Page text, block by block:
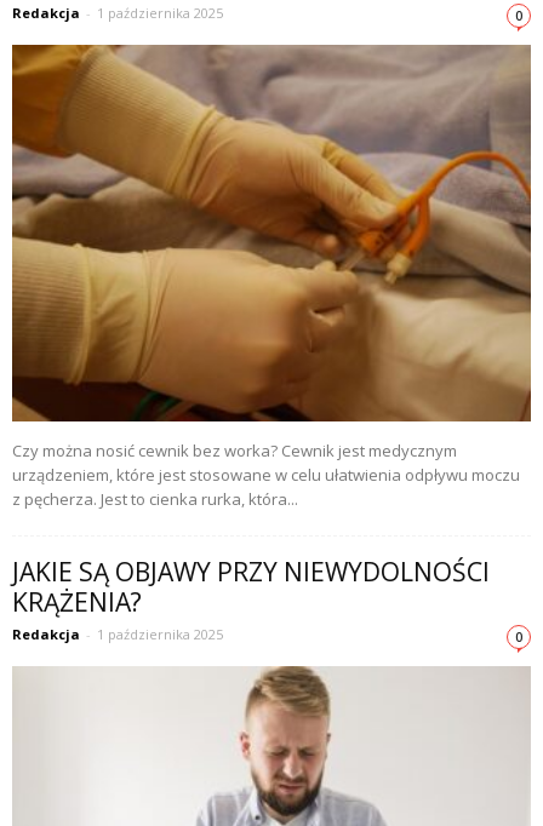
Redakcja - 1 października 2025 0
Czy można nosić cewnik bez worka? Cewnik jest medycznym
urządzeniem, które jest stosowane w celu ułatwienia odpływu moczu
z pęcherza. Jest to cienka rurka, która...
JAKIE SĄ OBJAWY PRZY NIEWYDOLNOŚCI
KRĄŻENIA?
Redakcja - 1 października 2025 0